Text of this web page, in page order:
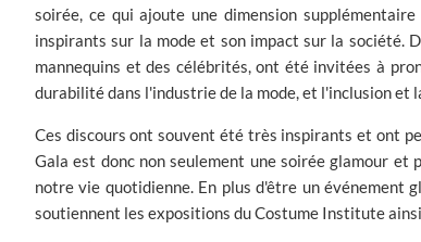
soirée, ce qui ajoute une dimension
inspirants sur la mode et son impact sur la société.
mannequins et des célébrités, ont été invitées à
durabilité dans l'industrie de la mode, et l'inclusion et
Ces discours ont souvent été très inspirants et ont
Gala est donc non seulement une soirée glamour et
notre vie quotidienne. En plus d'être un événement
soutiennent les expositions du Costume Institute